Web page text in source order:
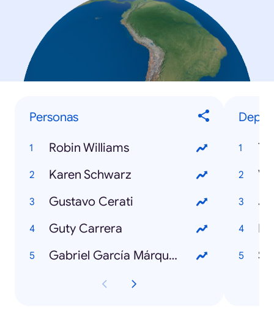
Personas
Robin Williams
Karen Schwarz
Gustavo Cerati
Guty Carrera
Gabriel García Márquez